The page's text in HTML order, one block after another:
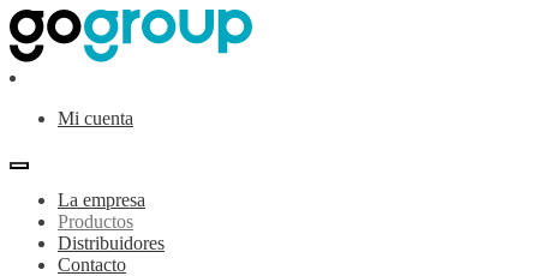
Ir
a
la
navegación
Ir
al
contenido
Mi cuenta
La empresa
Productos
Distribuidores
Contacto